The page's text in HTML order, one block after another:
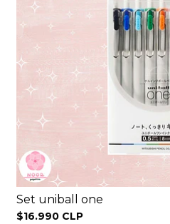
Set uniball one
$16.990 CLP